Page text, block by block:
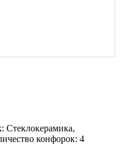
Стеклокерамика,
конфорок: 4